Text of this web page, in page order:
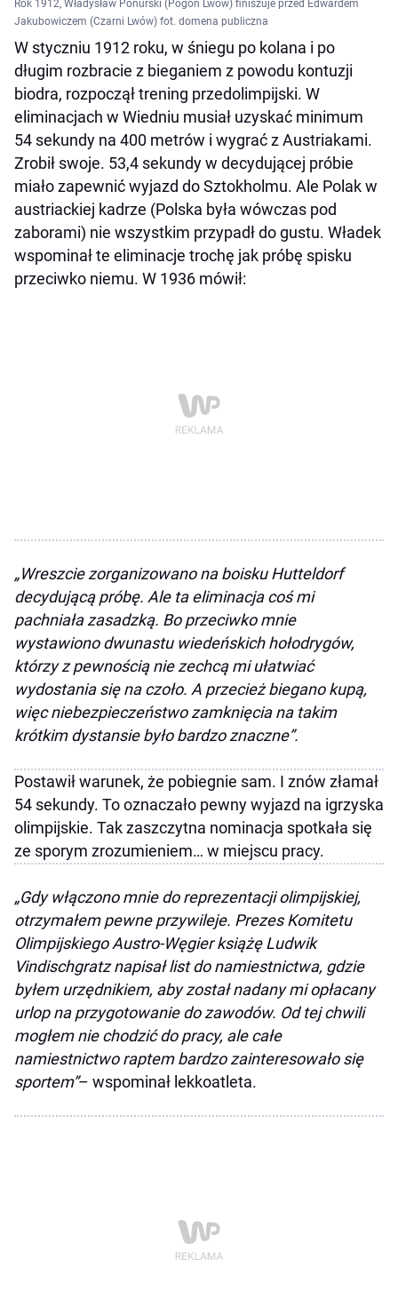
Rok 1912, Władysław Ponurski (Pogoń Lwów) finiszuje przed Edwardem
Jakubowiczem (Czarni Lwów) fot. domena publiczna
W styczniu 1912 roku, w śniegu po kolana i po
długim rozbracie z bieganiem z powodu kontuzji
biodra, rozpoczął trening przedolimpijski. W
eliminacjach w Wiedniu musiał uzyskać minimum
54 sekundy na 400 metrów i wygrać z Austriakami.
Zrobił swoje. 53,4 sekundy w decydującej próbie
miało zapewnić wyjazd do Sztokholmu. Ale Polak w
austriackiej kadrze (Polska była wówczas pod
zaborami) nie wszystkim przypadł do gustu. Władek
wspominał te eliminacje trochę jak próbę spisku
przeciwko niemu. W 1936 mówił:
„Wreszcie zorganizowano na boisku Hutteldorf
decydującą próbę. Ale ta eliminacja coś mi
pachniała zasadzką. Bo przeciwko mnie
wystawiono dwunastu wiedeńskich hołodrygów,
którzy z pewnością nie zechcą mi ułatwiać
wydostania się na czoło. A przecież biegano kupą,
więc niebezpieczeństwo zamknięcia na takim
krótkim dystansie było bardzo znaczne”.
Postawił warunek, że pobiegnie sam. I znów złamał
54 sekundy. To oznaczało pewny wyjazd na igrzyska
olimpijskie. Tak zaszczytna nominacja spotkała się
ze sporym zrozumieniem… w miejscu pracy.
„Gdy włączono mnie do reprezentacji olimpijskiej,
otrzymałem pewne przywileje. Prezes Komitetu
Olimpijskiego Austro-Węgier książę Ludwik
Vindischgratz napisał list do namiestnictwa, gdzie
byłem urzędnikiem, aby został nadany mi opłacany
urlop na przygotowanie do zawodów. Od tej chwili
mogłem nie chodzić do pracy, ale całe
namiestnictwo raptem bardzo zainteresowało się
sportem”– wspominał lekkoatleta.